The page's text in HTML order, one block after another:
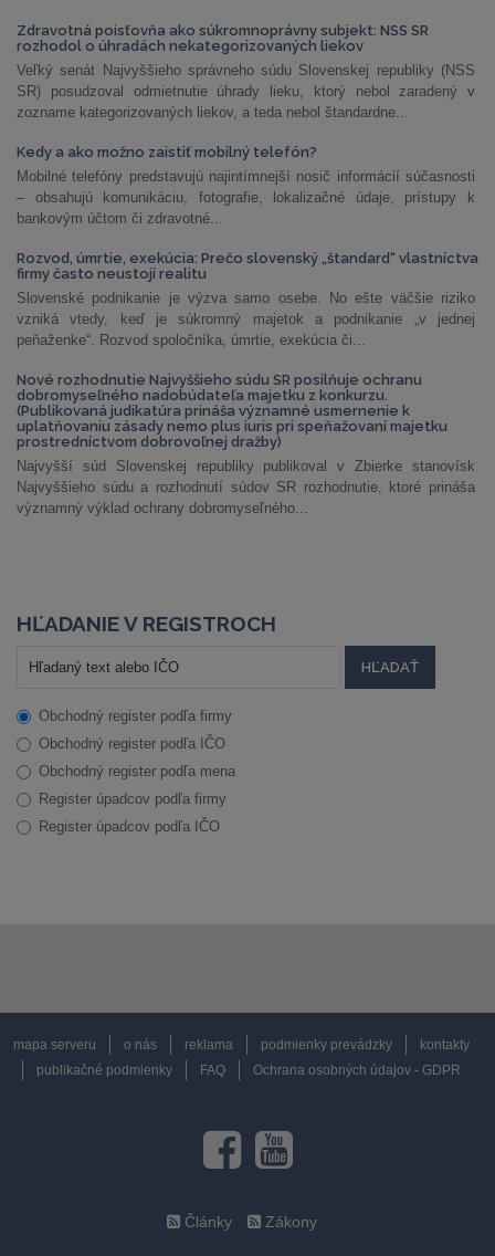
Zdravotná poisťovňa ako súkromnoprávny subjekt: NSS SR
rozhodol o úhradách nekategorizovaných liekov
Veľký senát Najvyššieho správneho súdu Slovenskej republiky (NSS
SR) posudzoval odmietnutie úhrady lieku, ktorý nebol zaradený v
zozname kategorizovaných liekov, a teda nebol štandardne...
Kedy a ako možno zaistiť mobilný telefón?
Mobilné telefóny predstavujú najintímnejší nosič informácií súčasnosti
– obsahujú komunikáciu, fotografie, lokalizačné údaje, prístupy k
bankovým účtom či zdravotné...
Rozvod, úmrtie, exekúcia: Prečo slovenský „štandard“ vlastníctva
firmy často neustojí realitu
Slovenské podnikanie je výzva samo osebe. No ešte väčšie riziko
vzniká vtedy, keď je súkromný majetok a podnikanie „v jednej
peňaženke“. Rozvod spoločníka, úmrtie, exekúcia či...
Nové rozhodnutie Najvyššieho súdu SR posilňuje ochranu
dobromyseľného nadobúdateľa majetku z konkurzu.
(Publikovaná judikatúra prináša významné usmernenie k
uplatňovaniu zásady nemo plus iuris pri speňažovaní majetku
prostredníctvom dobrovoľnej dražby)
Najvyšší súd Slovenskej republiky publikoval v Zbierke stanovísk
Najvyššieho súdu a rozhodnutí súdov SR rozhodnutie, ktoré prináša
významný výklad ochrany dobromyseľného...
HĽADANIE V REGISTROCH
Obchodný register podľa firmy
Obchodný register podľa IČO
Obchodný register podľa mena
Register úpadcov podľa firmy
Register úpadcov podľa IČO
mapa serveru o nás reklama podmienky prevádzky
kontakty
publikačné podmienky
FAQ Ochrana osobných údajov - GDPR
Články Zákony